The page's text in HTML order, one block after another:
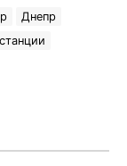
Днепр
станции